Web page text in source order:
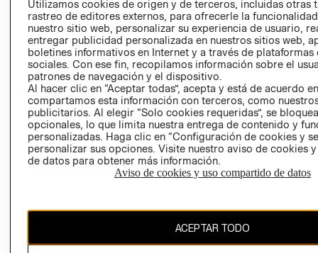
RELACIÓN CON
INVERSIONISTAS
POLÍTICA
EMPRESARIAL
- RETIRO EN
TIENDA
TÉRMINOS Y
CONDICIONES
PRIVACIDAD
GIFT CARD
AVISO DE
COOKIES
Uruguay ($U)
Utilizamos cookies de origen y de terceros, incluidas otras
rastreo de editores externos, para ofrecerle la
nuestro sitio web, personalizar su experiencia de usuario,
entregar publicidad personalizada en nuestros sitios web,
boletines informativos en Internet y a través de plataformas
sociales. Con ese fin, recopilamos información sobre el
patrones de navegación y el dispositivo.
Al hacer clic en “Aceptar todas”, acepta y está de acuerdo
compartamos esta información con terceros, como
publicitarios. Al elegir “Solo cookies requeridas”, se
opcionales, lo que limita nuestra entrega de contenido y
personalizadas. Haga clic en “Configuración de cookies y
personalizar sus opciones. Visite nuestro aviso de cookies
de datos para obtener más información.
Aviso de cookies y uso compartido de datos
ACEPTAR TODO